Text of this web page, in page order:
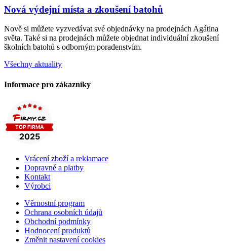
Nová výdejní místa a zkoušení batohů
Nově si můžete vyzvedávat své objednávky na prodejnách Agátina
světa. Také si na prodejnách můžete objednat individuální zkoušení
školních batohů s odborným poradenstvím.
Všechny aktuality
Informace pro zákazníky
Vrácení zboží a reklamace
Dopravné a platby
Kontakt
Výrobci
Věrnostní program
Ochrana osobních údajů
Obchodní podmínky
Hodnocení produktů
Změnit nastavení cookies